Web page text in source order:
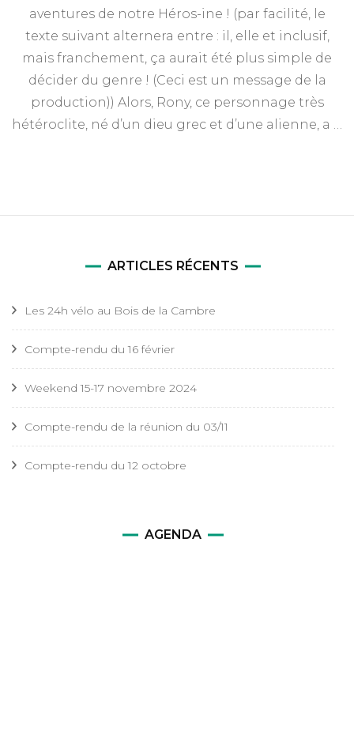
l’histoire
Rony
aventures de notre Héros-ine ! (par facilité, le
texte suivant alternera entre : il, elle et inclusif,
mais franchement, ça aurait été plus simple de
décider du genre ! (Ceci est un message de la
production)) Alors, Rony, ce personnage très
hétéroclite, né d’un dieu grec et d’une alienne, a …
ARTICLES RÉCENTS
Les 24h vélo au Bois de la Cambre
Compte-rendu du 16 février
Weekend 15-17 novembre 2024
Compte-rendu de la réunion du 03/11
Compte-rendu du 12 octobre
AGENDA